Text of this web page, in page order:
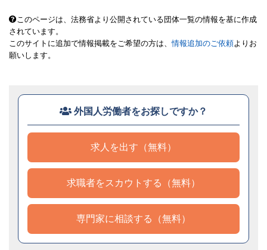
このページは、法務省より公開されている団体一覧の情報を基に作成
されています。
このサイトに追加で情報掲載をご希望の方は、情報追加のご依頼よりお
願いします。
外国人労働者をお探しですか？
求人を出す（無料）
求職者をスカウトする（無料）
専門家に相談する（無料）